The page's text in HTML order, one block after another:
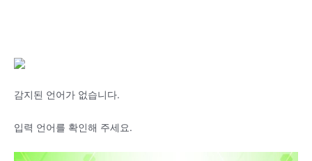
감지된 언어가 없습니다.
입력 언어를 확인해 주세요.